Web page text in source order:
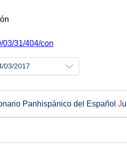
03/31/404/con
03/2017
Panhispánico del Español J